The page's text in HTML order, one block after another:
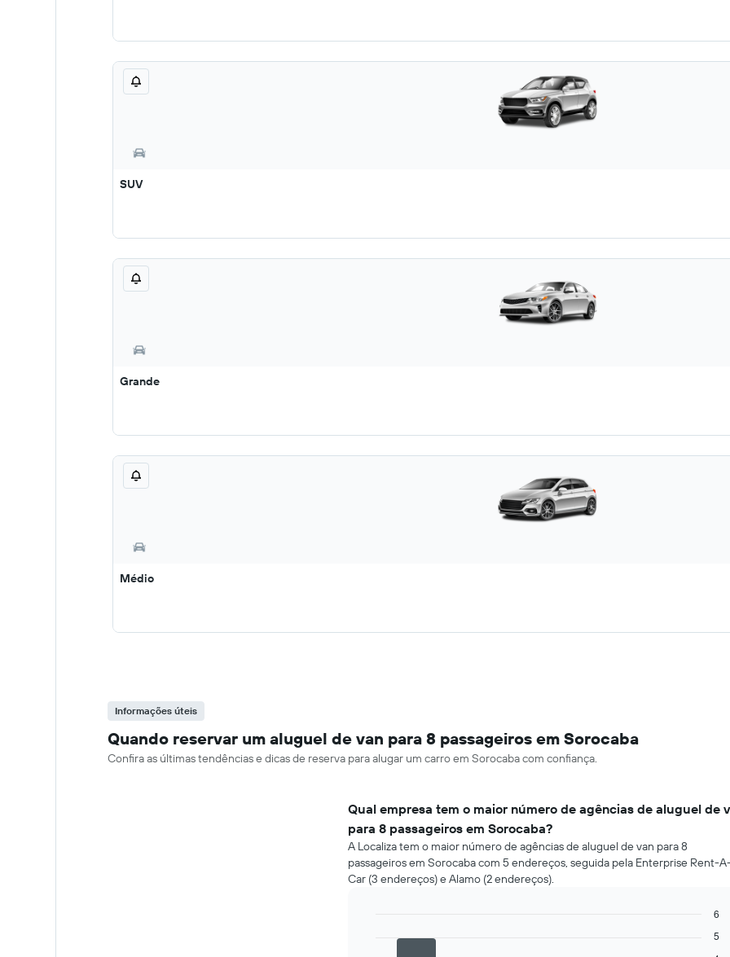
SUV
Grande
Médio
Informações úteis
Quando reservar um aluguel de van para 8 passageiros em Sorocaba
Confira as últimas tendências e dicas de reserva para alugar um carro em Sorocaba com confiança.
Qual empresa tem o maior número de agências de aluguel de
para 8 passageiros em Sorocaba?
A Localiza tem o maior número de agências de aluguel de van para 8
passageiros em Sorocaba com 5 endereços, seguida pela Enterprise Rent-A-
Car (3 endereços) e Alamo (2 endereços).
graphic.
5
6